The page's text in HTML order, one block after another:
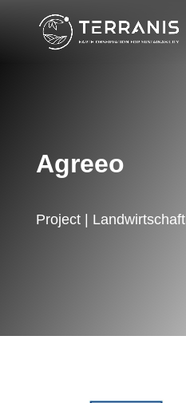
Agreeo
Project | Landwirtschaft